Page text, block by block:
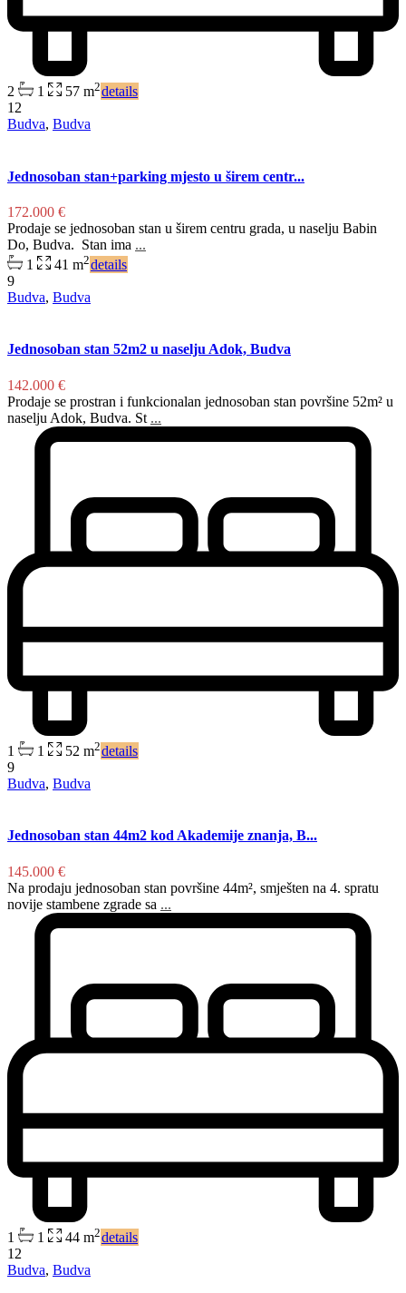
2 1 57 m2details
12
Budva, Budva
Jednosoban stan+parking mjesto u širem centr...
172.000 €
Prodaje se jednosoban stan u širem centru grada, u naselju Babin
Do, Budva. Stan ima ...
1
41 m2details
9
Budva, Budva
Jednosoban stan 52m2 u naselju Adok, Budva
142.000 €
Prodaje se prostran i funkcionalan jednosoban stan površine 52m² u
naselju Adok, Budva. St ...
1 1 52 m2details
9
Budva, Budva
Jednosoban stan 44m2 kod Akademije znanja, B...
145.000 €
Na prodaju jednosoban stan površine 44m², smješten na 4. spratu
novije stambene zgrade sa ...
1 1 44 m2details
12
Budva, Budva